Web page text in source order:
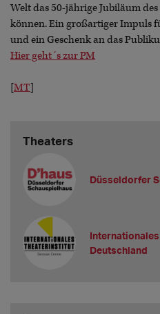
Welt das 50-jährige Jubiläum
können. Ein großartiger Impuls
und ein Geschenk an das
Hier geht´s zur PM
[MT]
Theaters
Düsseldorfer
Deutschland